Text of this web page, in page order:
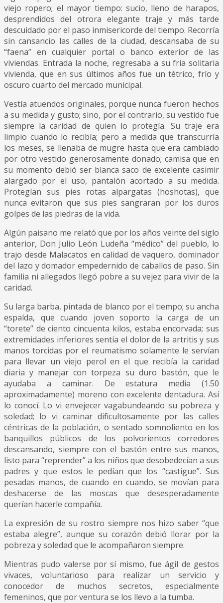
viejo ropero; el mayor tiempo: sucio, lleno de harapos,
desprendidos del otrora elegante traje y más tarde
descuidado por el paso inmisericorde del tiempo. Recorría
sin cansancio las calles de la ciudad, descansaba de su
“faena” en cualquier portal o banco exterior de las
viviendas. Entrada la noche, regresaba a su fría solitaria
vivienda, que en sus últimos años fue un tétrico, frío y
oscuro cuarto del mercado municipal.
Vestía atuendos originales, porque nunca fueron hechos
a su medida y gusto; sino, por el contrario, su vestido fue
siempre la caridad de quien lo protegía. Su traje era
limpio cuando lo recibía; pero a medida que transcurría
los meses, se llenaba de mugre hasta que era cambiado
por otro vestido generosamente donado; camisa que en
su momento debió ser blanca saco de excelente casimir
alargado por el uso, pantalón acortado a su medida.
Protegían sus pies rotas alpargatas (hoshotas), que
nunca evitaron que sus pies sangraran por los duros
golpes de las piedras de la vida.
Algún paisano me relató que por los años veinte del siglo
anterior, Don Julio León Ludeña “médico” del pueblo, lo
trajo desde Malacatos en calidad de vaquero, dominador
del lazo y domador empedernido de caballos de paso. Sin
familia ni allegados llegó pobre a su vejez para vivir de la
caridad.
Su larga barba, pintada de blanco por el tiempo; su ancha
espalda, que cuando joven soporto la carga de un
“torete” de ciento cincuenta kilos, estaba encorvada; sus
extremidades inferiores sentía el dolor de la artritis y sus
manos torcidas por el reumatismo solamente le servían
para llevar un viejo perol en el que recibía la caridad
diaria y manejar con torpeza su duro bastón, que le
ayudaba a caminar. De estatura media (1.50
aproximadamente) moreno con excelente dentadura. Así
lo conocí. Lo vi envejecer vagabundeando su pobreza y
soledad; lo vi caminar dificultosamente por las calles
céntricas de la población, o sentado somnoliento en los
banquillos públicos de los polvorientos corredores
descansando, siempre con el bastón entre sus manos,
listo para “reprender” a los niños que desobedecían a sus
padres y que estos le pedían que los “castigue”. Sus
pesadas manos, de cuando en cuando, se movían para
deshacerse de las moscas que desesperadamente
querían hacerle compañía.
La expresión de su rostro siempre nos hizo saber “que
estaba alegre”, aunque su corazón debió llorar por la
pobreza y soledad que le acompañaron siempre.
Mientras pudo valerse por sí mismo, fue ágil de gestos
vivaces, voluntarioso para realizar un servicio y
conocedor de muchos secretos, especialmente
femeninos, que por ventura se los llevo a la tumba.